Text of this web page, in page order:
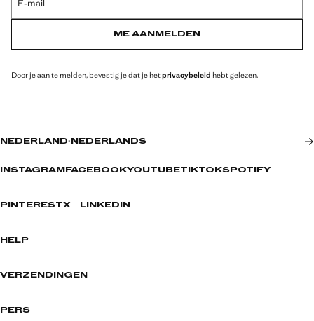
E-mail
ME AANMELDEN
Door je aan te melden, bevestig je dat je hetprivacybeleid hebt gelezen.
NEDERLAND· NEDERLANDS
INSTAGRAM FACEBOOKYOUTUBETIKTOKSPOTIFY
PINTERESTX LINKEDIN
HELP
VERZENDINGEN
PERS